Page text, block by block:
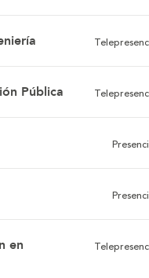
Pública
en